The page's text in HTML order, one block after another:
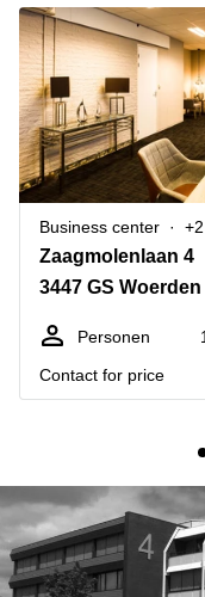
Flexplekken
Coworking
Spaces
Vergaderruimten
Virtueel
Kantoor
Bedrijfsruimte
Oost
Amsterdam
Westpoort
Bergen
op
Zoom
Amersfoort
Breda
Hengelo
Hilversum
Hoofddorp
Tiel
Tilburg
Zwolle
Kantoor
huren
Bergen
op
Zoom
Kantoor
huren
Tiel
Kantoor
huren
Reeuwijk
Business
Arnhem
Westpoort
Business
center
Hilversum
Voeg je
Huurprijs
Log in
Business center +2
Zaagmolenlaan 4
3447 GS Woerden
Personen
Contact for price